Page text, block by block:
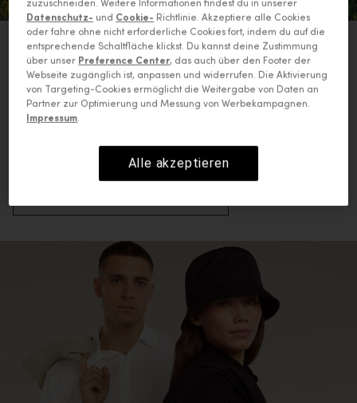
Die Kunst natürlicher Weichheit.
Aus unserer feinsten
Merinofasern, bietet
MerinoFine™ überragende
Weichheit.
zuzuschneiden. Weitere Informationen findest du in unserer
Datenschutz- und Cookie- Richtlinie. Akzeptiere alle Cookies
oder fahre ohne nicht erforderliche Cookies fort, indem du auf die
entsprechende Schaltfläche klickst. Du kannst deine Zustimmung
über unser Preference Center, das auch über den Footer der
Webseite zugänglich ist, anpassen und widerrufen. Die Aktivierung
von Targeting-Cookies ermöglicht die Weitergabe von Daten an
Partner zur Optimierung und Messung von Werbekampagnen.
Impressum.
Alle akzeptieren